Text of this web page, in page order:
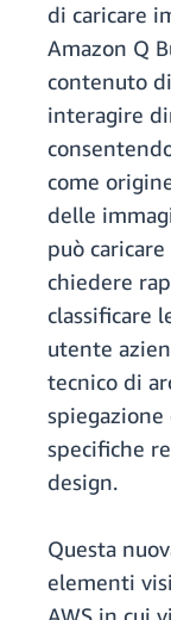
di caricare
Amazon Q
contenuto
interagire
come
delle
può
chiedere
classificare
utente
tecnico di
specifiche
design.
Questa
elementi